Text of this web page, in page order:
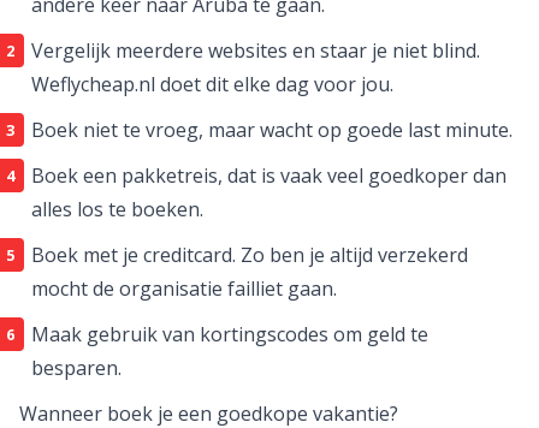
complete pakketreis of een goedkoop weekendje weg
zijn. Op weflycheap.nl vind je het allemaal!
Tips: hoe boek je een goedkope vakantie?
Een goedkope vakantie boek je door deze tips te
volgen:
Wees flexibel met je bestemming en met je reistijd.
Curaçao kan bijvoorbeeld op hetzelfde moment veel
goedkoper zijn dan Aruba. Dan is het slimmer om een
andere keer naar Aruba te gaan.
Vergelijk meerdere websites en staar je niet blind.
Weflycheap.nl doet dit elke dag voor jou.
Boek niet te vroeg, maar wacht op goede